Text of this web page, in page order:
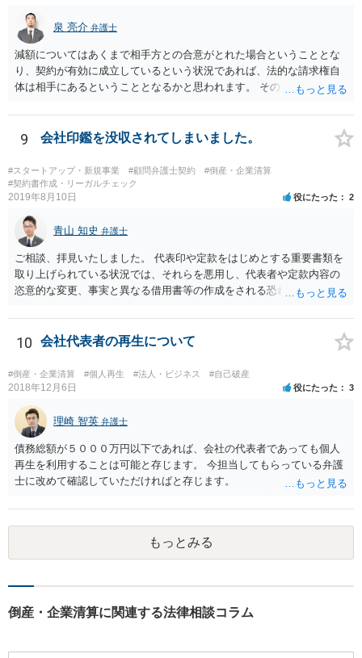
泉 亮介 弁護士
減額についてはあくまで相手方との合意がとれた場合ということとな
り、契約が有効に成立しているという状況であれば、法的な請求権自
体は相手にあるということとなるかと思われます。 そのため、交渉に
れます。
9 会社印鑑を没収されてしまいました。
#スタートアップ・新規事業 #顧問弁護士契約
#倒産・企業清算
#契約書作成・リーガルチェック
2019年8月10日 役にたった 2
青山 知史 弁護士
ご相談、拝見いたしました。 代表印や定款をはじめとする重要書類を
取り上げられている状況では、それらを悪用し、代表者や定款内容の
恣意的な変更、事実と異なる借用書等の作成をされる恐れもあり、早
ためにも、法務局に対し、代表印紛失の届け出と新たな代表印の登録
申請を行う必要があるものと思慮いたします。この際には、ご相談者
様の公的な身分証や実印、印鑑証明等が必要になる場合もありますの
で、ご注意ください。 また、正確には当時の状況にもよりますが、代
表印等の取り上げがご相談者様の意思に反してなされたものであれ
ば、警察等に盗難届等を出す必要も考えられます。 なお、ご記載を見
ますと、相手方は合同会社の社員にはなっていないとのことであり、
単なる資金提供者または貸主に過ぎないものと思われますので、こう
した一連の行動は正当化されるものではなく、即時の返還に応じない
場合には、厳正な対処等も必要になるかと思われます。 ご自身でのご
対応が難しい場合には、弁護士にも相談し、対応を検討されたほうが
10 会社代表者の再生について
#倒産・企業清算 #個人再生 #法人・ビジネス #自己破産
2018年12月6日 役にたった 3
理崎 智英 弁護士
債務総額が５０００万円以下であれば、会社の代表者であっても個人
再生を利用することは可能と存じます。 今担当してもらっている弁護
士に改めて確認していただければと存じます。
もっとみる
倒産・企業清算に関連する法律相談コラム